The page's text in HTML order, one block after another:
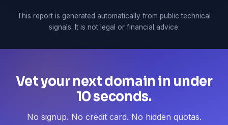
This report is generated automatically from public technical
signals. It is not legal or financial advice.
Vet your next domain in under
10 seconds.
No signup. No credit card. No hidden quotas.